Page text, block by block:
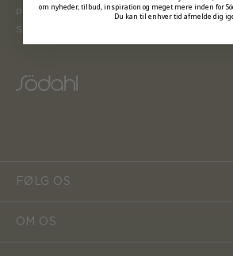
praktiske features samt høj
Södahls produkter skal holde til at blive
FØLG OS
OM OS
om nyheder, tilbud, inspiration og meget mere inden for
Du kan til enhver tid afmelde dig